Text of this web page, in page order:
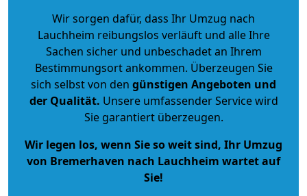
Wir sorgen dafür, dass Ihr Umzug nach
Lauchheim reibungslos verläuft und alle Ihre
Sachen sicher und unbeschadet an Ihrem
Bestimmungsort ankommen. Überzeugen Sie
sich selbst von den günstigen Angeboten und
der Qualität. Unsere umfassender Service wird
Sie garantiert überzeugen.
Wir legen los, wenn Sie so weit sind, Ihr Umzug
von Bremerhaven nach Lauchheim wartet auf
Sie!